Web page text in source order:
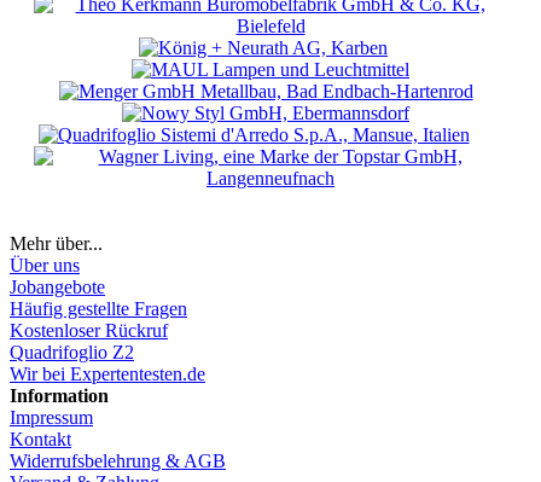
Mehr über...
Über uns
Jobangebote
Häufig gestellte Fragen
Kostenloser Rückruf
Quadrifoglio Z2
Wir bei Expertentesten.de
Information
Impressum
Kontakt
Widerrufsbelehrung & AGB